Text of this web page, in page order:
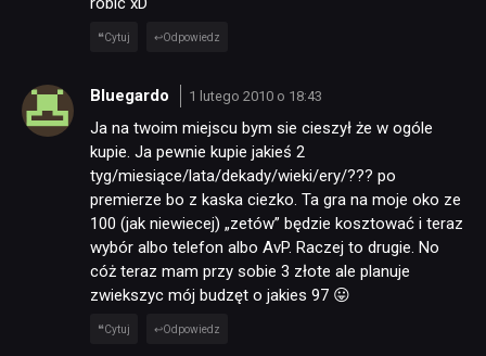
Cytuj Odpowiedz
Bluegardo 1 lutego 2010 o 18:43
Ja na twoim miejscu bym sie cieszył że w ogóle
kupie. Ja pewnie kupie jakieś 2
tyg/miesiące/lata/dekady/wieki/ery/??? po
premierze bo z kaska ciezko. Ta gra na moje oko ze
100 (jak niewiecej) „zetów” będzie kosztować i teraz
wybór albo telefon albo AvP. Raczej to drugie. No
cóż teraz mam przy sobie 3 złote ale planuje
zwiekszyc mój budzęt o jakies 97 😛
Cytuj Odpowiedz